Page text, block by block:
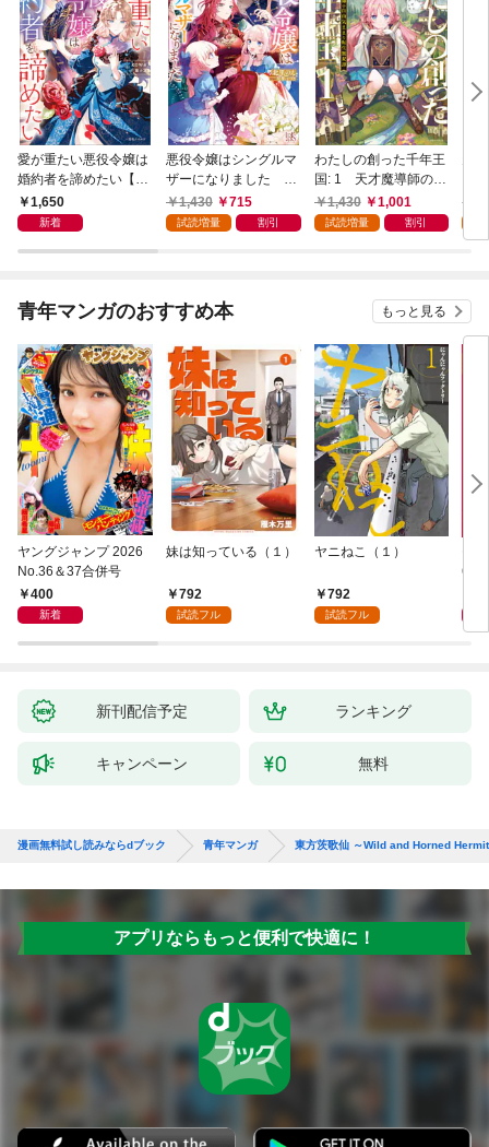
愛が重たい悪役令嬢は
婚約者を諦めたい【特
典SS付】
1,650
新着
悪役令嬢はシングルマ
ザーになりました 双
子を引き取りましたが
公爵様からの溺愛は想
1,430 715
試読増量 割引
わたしの創った千年王
国: 1 天才魔導師の自
由気ままな転生無双譚
【特典SS付】
1,430 1,001
試読増量 割引
青年マンガのおすすめ本 もっと見る
ヤングジャンプ 2026
No.36＆37合併号
400
新着
妹は知っている（１）
792
試読フル
ヤニねこ（１）
792
試読フル
6・
新刊配信予定 ランキング
キャンペーン 無料
漫画無料試し読みならdブック 青年マンガ 東方茨歌仙 ～Wild and Horned
アプリならもっと便利で快適に！